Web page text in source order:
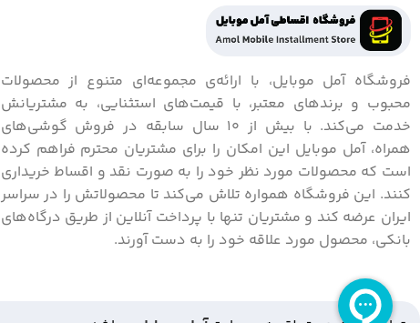
فروشگاه آمل موبایل، با ارائه‌ی مجموعه‌ای متنوع از محصولات
محبوب و برندهای معتبر، با قیمت‌های استثنایی، به مشتریانش
خدمت می‌کند. با بیش از 10 سال سابقه در فروش گوشی‌های
همراه، آمل موبایل این امکان را برای مشتریان محترم فراهم کرده
است که محصولات مورد نظر خود را به صورت نقد و اقساط خریداری
کنند. این فروشگاه همواره تلاش می‌کند تا محصولاتش را در سراسر
ایران عرضه کند و مشتریان تنها با پرداخت آنلاین از طریق درگاه‌های
بانکی، محصول مورد علاقه خود را به دست آورند.